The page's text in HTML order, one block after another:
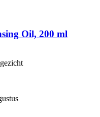
Oil, 200 ml